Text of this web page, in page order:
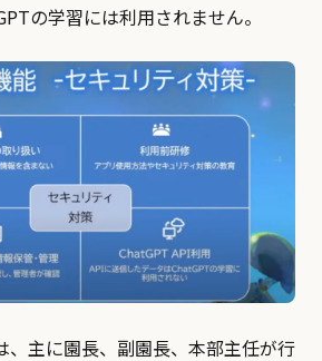
の学習には利用されません。
、主に園長、副園長、本部主任が行